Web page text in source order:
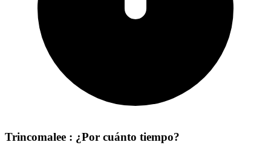
Trincomalee : ¿Por cuánto tiempo?